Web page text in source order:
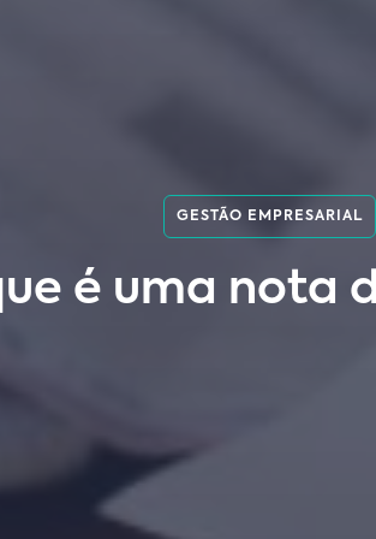
GESTÃO EMPRESARIAL
é uma nota